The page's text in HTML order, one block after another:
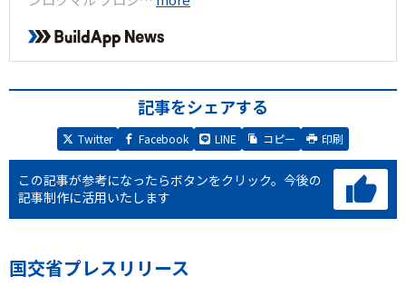
記事をシェアする
Twitter Facebook LINE コピー 印刷
この記事が参考になったらボタンをクリック。 今後の
記事制作に活用いたします
国交省プレスリリース